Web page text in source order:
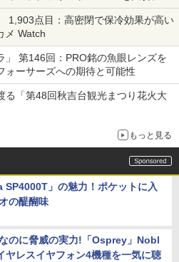
1,903点目：高密閉で保冷効果が高い
メ Watch
」 第146回：PRO銘の魚眼レンズを
ォーサーズへの期待と可能性
る「第48回秋吉台観光まつり花火大
もっと見る
SP4000T」の魅力！ポケットに入
の醍醐味
のに脅威の実力!「Osprey」Nobl
ヤレスイヤフォン4機種を一気に聴